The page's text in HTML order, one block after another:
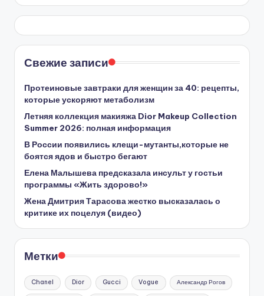
Свежие записи
Протеиновые завтраки для женщин за 40: рецепты,
которые ускоряют метаболизм
Летняя коллекция макияжа Dior Makeup Collection
Summer 2026: полная информация
В России появились клещи-мутанты,которые не
боятся ядов и быстро бегают
Елена Малышева предсказала инсульт у гостьи
программы «Жить здорово!»
Жена Дмитрия Тарасова жестко высказалась о
критике их поцелуя (видео)
Метки
Chanel Dior Gucci Vogue Александр Рогов